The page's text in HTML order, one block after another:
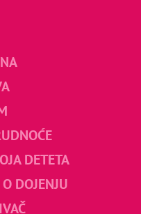
DETETA
DOJENJU